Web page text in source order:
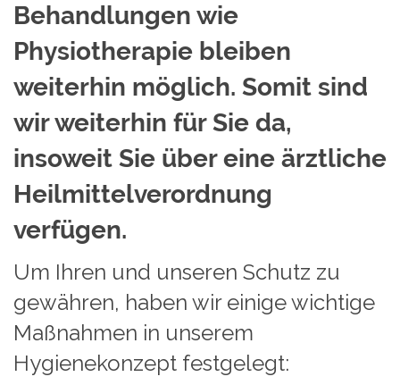
Behandlungen wie
Physiotherapie bleiben
weiterhin möglich. Somit sind
wir weiterhin für Sie da,
insoweit Sie über eine ärztliche
Heilmittelverordnung
verfügen.
Um Ihren und unseren Schutz zu
gewähren, haben wir einige wichtige
Maßnahmen in unserem
Hygienekonzept festgelegt: